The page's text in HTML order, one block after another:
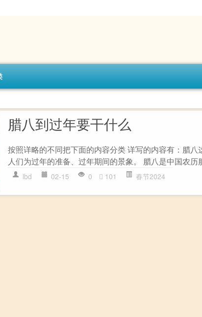
腊八到过年要干什么
按照详略的不同把下面的内容分类 详写的内容有：腊
人们为过年的准备、过年期间的景象。 腊八是中国农历
lbd 02-15 0 101 春节2024